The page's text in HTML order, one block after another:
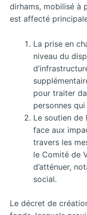
dirhams, mobilisé à
est affecté
La prise en
niveau du
pour traiter
personnes
Le soutien de
face aux
travers les
le Comité de
d’atténuer,
social.
Le décret de